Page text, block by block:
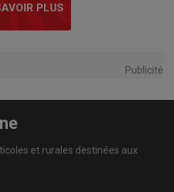
PLUS
Publicité
et rurales destinées aux